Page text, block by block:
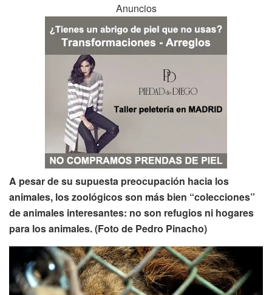
Anuncios
A pesar de su supuesta preocupación hacia los
animales, los zoológicos son más bien “colecciones”
de animales interesantes: no son refugios ni hogares
para los animales. (Foto de Pedro Pinacho)